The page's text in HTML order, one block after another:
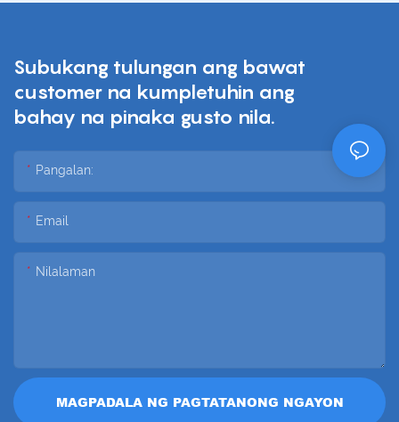
Subukang tulungan ang bawat
customer na kumpletuhin ang
bahay na pinaka gusto nila.
Pangalan:
Email
Nilalaman
MAGPADALA NG PAGTATANONG NGAYON